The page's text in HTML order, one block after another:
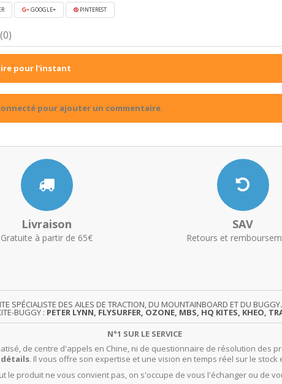
GOOGLE+ PINTEREST
pour l'instant
pour ajouter un commentaire.
Livraison
Gratuite à partir de 65€
SAV
Retours et
SPÉCIALISTE DES AILES DE TRACTION, DU MOUNTAINBOARD ET DU
BUGGY : PETER LYNN, FLYSURFER, OZONE, MBS, HQ KITES, KHEO,
N°1 SUR LE SERVICE
de centre d'appels en Chine, ni de questionnaire de résolution des
. Il vous offre son expertise et une vision en temps réel sur le
le produit ne vous convient pas, on s'occupe de vous l'échanger ou de